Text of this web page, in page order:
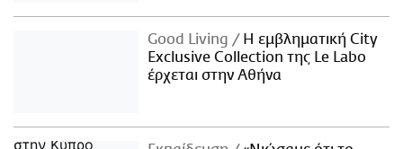
Good Living
Η εμβληματική City
Exclusive Collection της Le Labo
έρχεται στην Αθήνα